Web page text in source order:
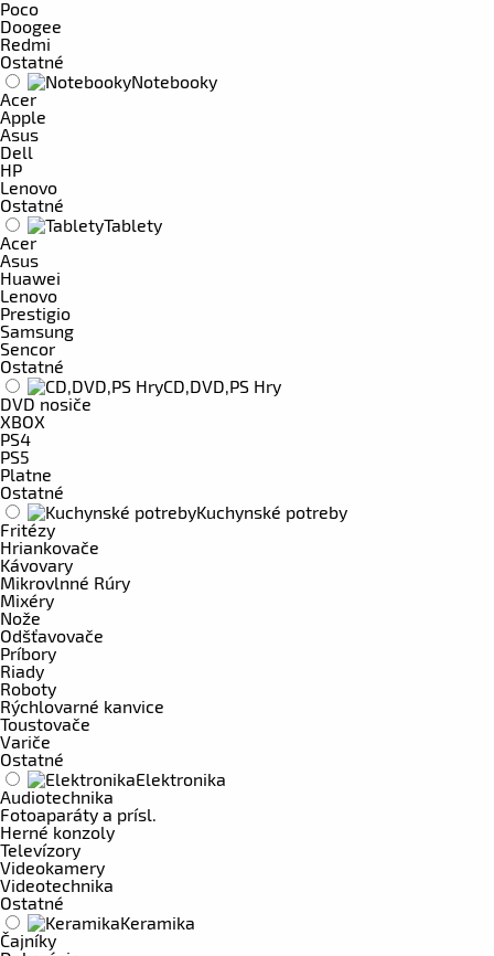
Poco
Doogee
Redmi
Ostatné
Notebooky
Acer
Apple
Asus
Dell
HP
Lenovo
Ostatné
Tablety
Acer
Asus
Huawei
Lenovo
Prestigio
Samsung
Sencor
Ostatné
CD,DVD,PS Hry
DVD nosiče
XBOX
PS4
PS5
Platne
Ostatné
Kuchynské potreby
Fritézy
Hriankovače
Kávovary
Mikrovlnné Rúry
Mixéry
Nože
Odšťavovače
Príbory
Riady
Roboty
Rýchlovarné kanvice
Toustovače
Variče
Ostatné
Elektronika
Audiotechnika
Fotoaparáty a prísl.
Herné konzoly
Televízory
Videokamery
Videotechnika
Ostatné
Keramika
Čajníky